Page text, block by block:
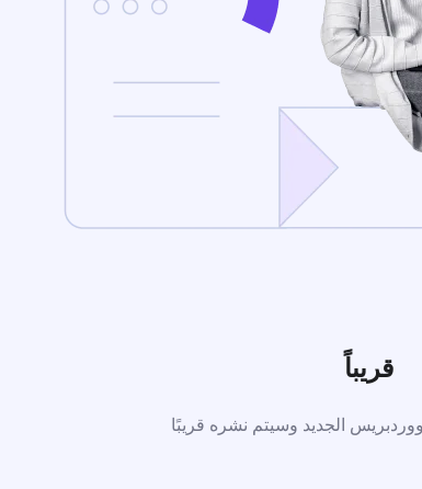
قريباً
الجديد وسيتم نشره قريبًا